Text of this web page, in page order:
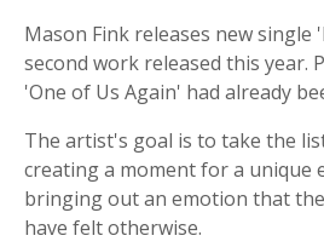
Mason Fink releases new single
second work released this year.
'One of Us Again' had already
The artist's goal is to take the
creating a moment for a unique
bringing out an emotion that
have felt otherwise.